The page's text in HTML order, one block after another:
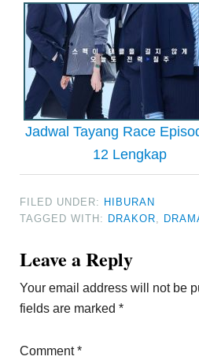
Jadwal Tayang Race
12 Lengkap
FILED UNDER: HIBURAN
TAGGED WITH: DRAKOR,
Reader
Interactions
Leave a Reply
Your email address will not be
fields are marked*
Comment*